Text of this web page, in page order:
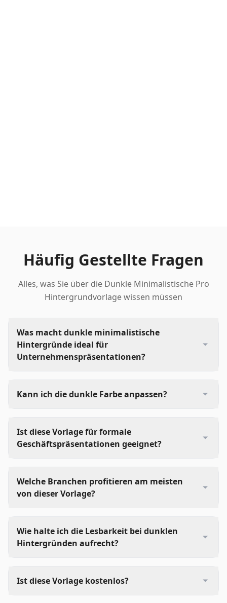
Häufig Gestellte Fragen
Alles, was Sie über die Dunkle Minimalistische Pro
Hintergrundvorlage wissen müssen
Was macht dunkle minimalistische
Hintergründe ideal für
Unternehmenspräsentationen?
Kann ich die dunkle Farbe anpassen?
Ist diese Vorlage für formale
Geschäftspräsentationen geeignet?
Welche Branchen profitieren am meisten
von dieser Vorlage?
Wie halte ich die Lesbarkeit bei dunklen
Hintergründen aufrecht?
Ist diese Vorlage kostenlos?